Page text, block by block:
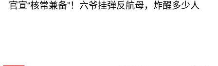
官宣“核常兼备”！六爷挂弹反航母，炸醒多少人